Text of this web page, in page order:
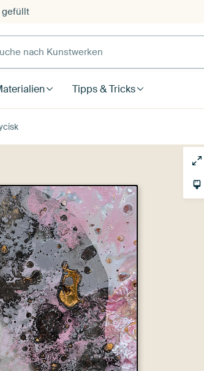
gefüllt
nach Kunstwerken
Tipps & Tricks